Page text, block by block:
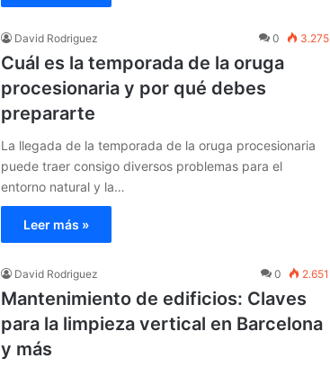
David Rodriguez 0 3.275
Cuál es la temporada de la oruga
procesionaria y por qué debes
prepararte
La llegada de la temporada de la oruga procesionaria
puede traer consigo diversos problemas para el
entorno natural y la…
Leer más »
David Rodriguez 0 2.651
Mantenimiento de edificios: Claves
para la limpieza vertical en Barcelona
y más